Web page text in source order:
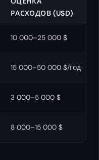
РАСХОДОВ (USD)
10 000–25 000 $
15 000–50 000 $/год
3 000–5 000 $
8 000–15 000 $